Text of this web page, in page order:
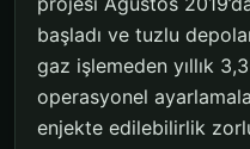
başladı ve tuzlu
gaz işlemeden yıllık
operasyonel
enjekte edilebilirlik